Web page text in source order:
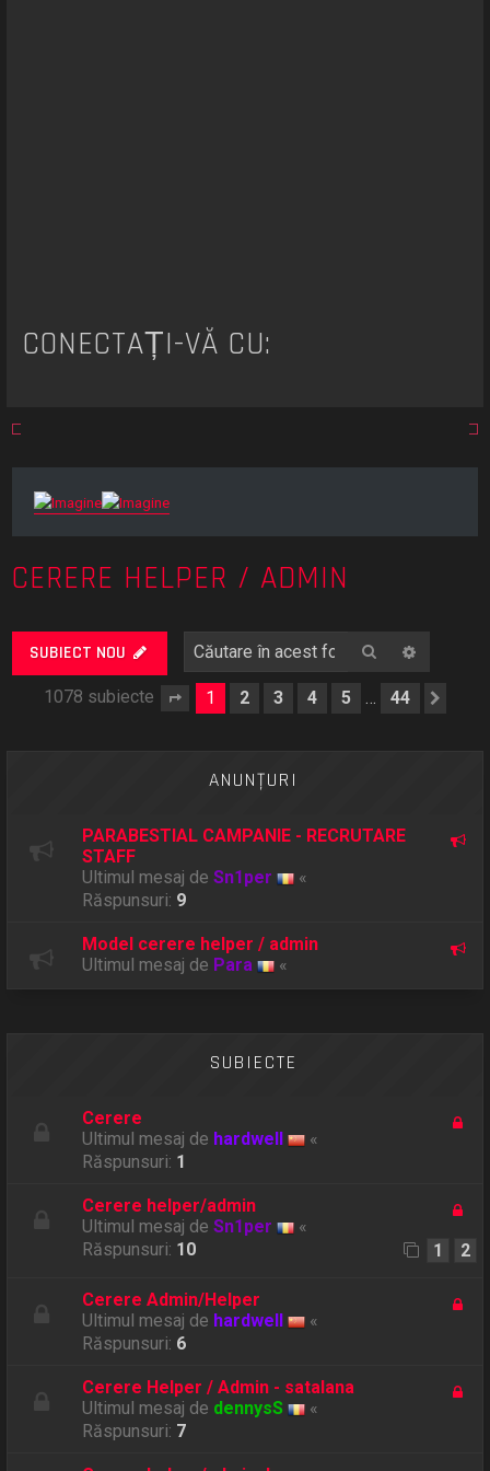
CONECTAȚI-VĂ CU:
CERERE HELPER / ADMIN
SUBIECT NOU Căutare
1078 subiecte Pagina1 din 44
1 2 3 4 5 … 44
ANUNŢURI
PARABESTIAL CAMPANIE - RECRUTARE
STAFF
Ultimul mesaj deSn1per
«
Răspunsuri: 9
Model cerere helper / admin
Ultimul mesaj de Para «
SUBIECTE
Cerere
Ultimul mesaj de hardwell
«
Răspunsuri: 1
Cerere helper/admin
Ultimul mesaj deSn1per
«
Răspunsuri: 10 1 2
Cerere Admin/Helper
Ultimul mesaj de hardwell
«
Răspunsuri: 6
Cerere Helper / Admin - satalana
Ultimul mesaj de dennysS
«
Răspunsuri: 7